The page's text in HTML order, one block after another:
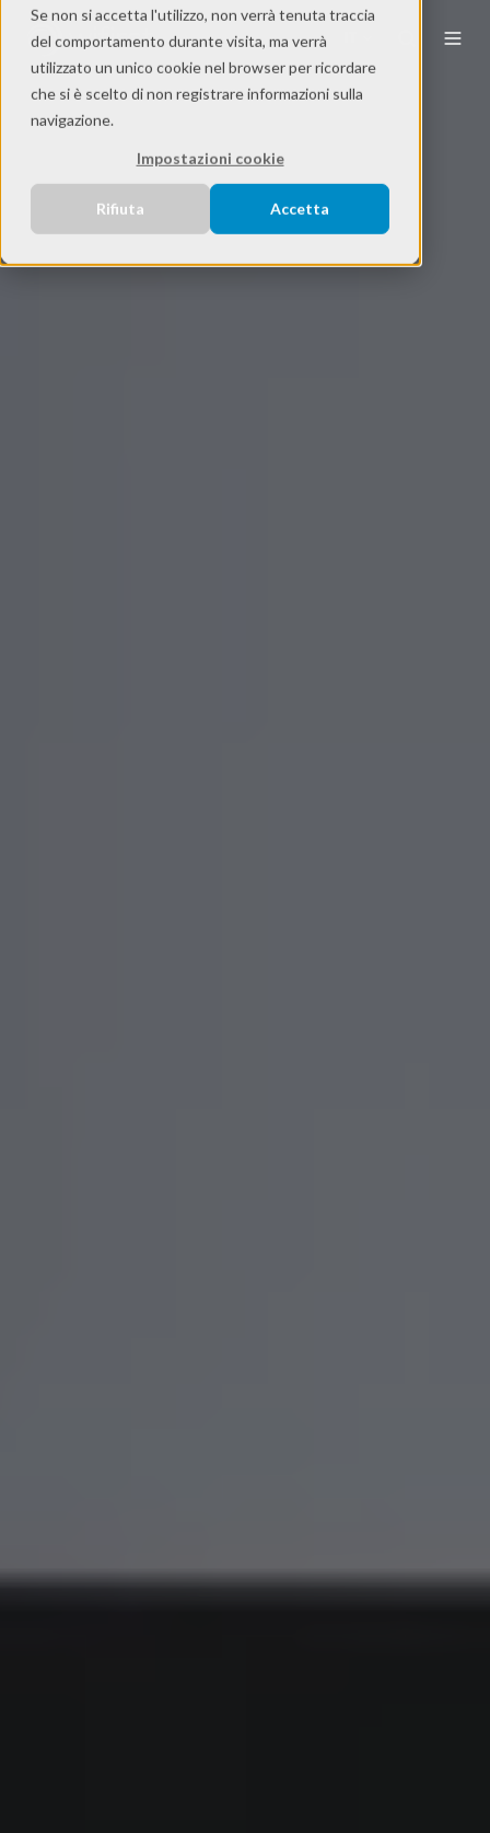
Se non si accetta l'utilizzo, non verrà tenuta traccia
del comportamento durante visita, ma verrà
utilizzato un unico cookie nel browser per ricordare
che si è scelto di non registrare informazioni sulla
navigazione.
Impostazioni cookie
Rifiuta Accetta